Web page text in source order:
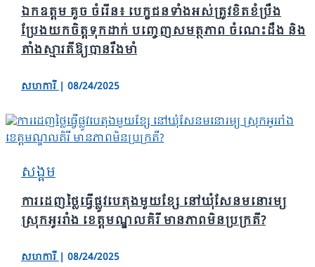
ឯកឧត្តម គួច ចំរើន៖ បេក្ខជនទាំងអស់ត្រូវខិតខំប្រឹង
ប្រែងយកចិត្តទុកដាក់ បញ្ចេញសមត្ថភាព ចំណេះដឹង និង
តាំងស្មារតីឱ្យបានរឹងមាំ
សហការី| 08/24/2025
សង្គម
ការដេញថ្លៃធ្វើផ្លូវបេតុងមួយខ្សែ នៅឃុំសែនមនោរម្យ
ស្រុកអូររាំង ខេត្តមណ្ឌលគិរី មានភាពមិនប្រក្រតី?
សហការី| 08/24/2025